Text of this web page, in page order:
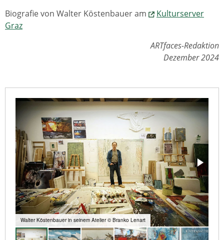
Biografie von Walter Köstenbauer am
Kulturserver
Graz
ARTfaces-Redaktion
Dezember 2024
Walter Köstenbauer in seinem Atelier © Branko Lenart